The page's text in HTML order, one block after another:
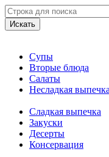
Искать
Супы
Вторые блюда
Салаты
Несладкая выпечка
Сладкая выпечка
Закуски
Десерты
Консервация